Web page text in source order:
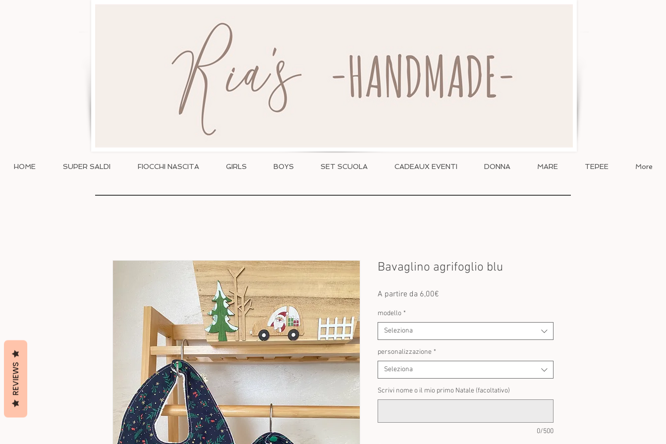
HOME SUPER SALDI FIOCCHI NASCITA GIRLS BOYS SET SCUOLA CADEAUX EVENTI DONNA MARE TEPEE More
Bavaglino agrifoglio blu
A partire da 6,00€
modello *
Seleziona
personalizzazione *
Seleziona
Scrivi nome o il mio primo Natale (facoltativo)
0/500
REVIEWS